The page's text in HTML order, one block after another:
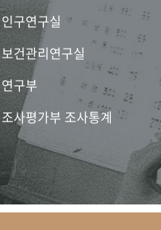
인구연구실
보건관리연구실
연구부
조사평가부 조사통계